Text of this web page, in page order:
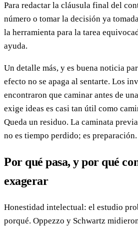
Para redactar la cláusula final del
número o tomar la decisión ya
la herramienta para la tarea
ayuda.
Un detalle más, y es buena noticia
efecto no se apaga al sentarte. Los
encontraron que caminar antes de
exige ideas es casi tan útil como
Queda un residuo. La caminata
no es tiempo perdido; es preparación.
Por qué pasa, y por qué
exagerar
Honestidad intelectual: el estudio
porqué. Oppezzo y Schwartz